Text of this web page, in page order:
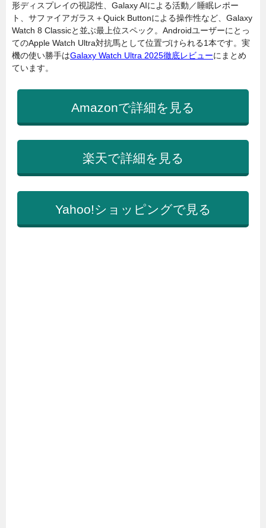
形ディスプレイの視認性、Galaxy AIによる活動／睡眠レポー
ト、サファイアガラス＋Quick Buttonによる操作性など、Galaxy
Watch 8 Classicと並ぶ最上位スペック。Androidユーザーにとっ
てのApple Watch Ultra対抗馬として位置づけられる1本です。実
機の使い勝手はGalaxy Watch Ultra 2025徹底レビューにまとめ
ています。
Amazonで詳細を見る
楽天で詳細を見る
Yahoo!ショッピングで見る